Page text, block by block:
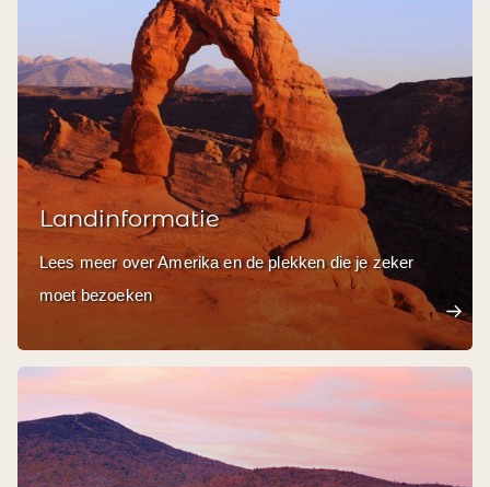
Landinformatie
Lees meer over Amerika en de plekken die je zeker
moet bezoeken